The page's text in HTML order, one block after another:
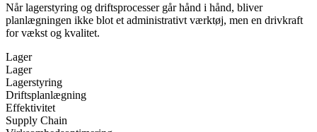
Når lagerstyring og driftsprocesser går hånd i hånd, bliver
planlægningen ikke blot et administrativt værktøj, men en drivkraft
for vækst og kvalitet.
Lager
Lager
Lagerstyring
Driftsplanlægning
Effektivitet
Supply Chain